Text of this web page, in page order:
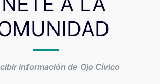
información de Ojo Cívico